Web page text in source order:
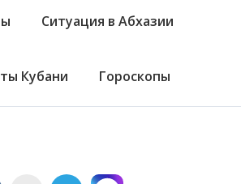
Ситуация в Абхазии
Кубани Гороскопы